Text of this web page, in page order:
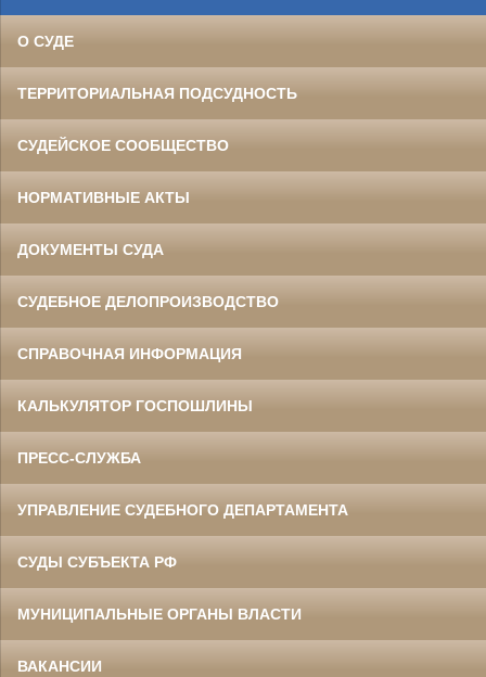
О СУДЕ
ТЕРРИТОРИАЛЬНАЯ ПОДСУДНОСТЬ
СУДЕЙСКОЕ СООБЩЕСТВО
НОРМАТИВНЫЕ АКТЫ
ДОКУМЕНТЫ СУДА
СУДЕБНОЕ ДЕЛОПРОИЗВОДСТВО
СПРАВОЧНАЯ ИНФОРМАЦИЯ
КАЛЬКУЛЯТОР ГОСПОШЛИНЫ
ПРЕСС-СЛУЖБА
УПРАВЛЕНИЕ СУДЕБНОГО ДЕПАРТАМЕНТА
СУДЫ СУБЪЕКТА РФ
МУНИЦИПАЛЬНЫЕ ОРГАНЫ ВЛАСТИ
ВАКАНСИИ